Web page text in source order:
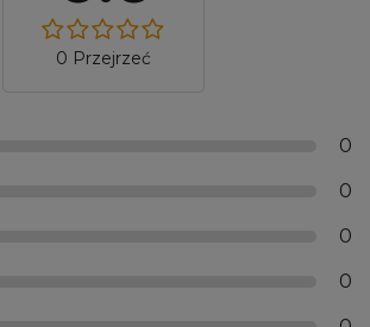
0 Przejrzeć
0
0
0
0